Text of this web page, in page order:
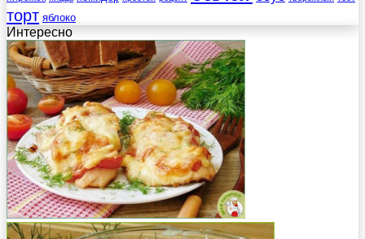
торт яблоко
Интересно